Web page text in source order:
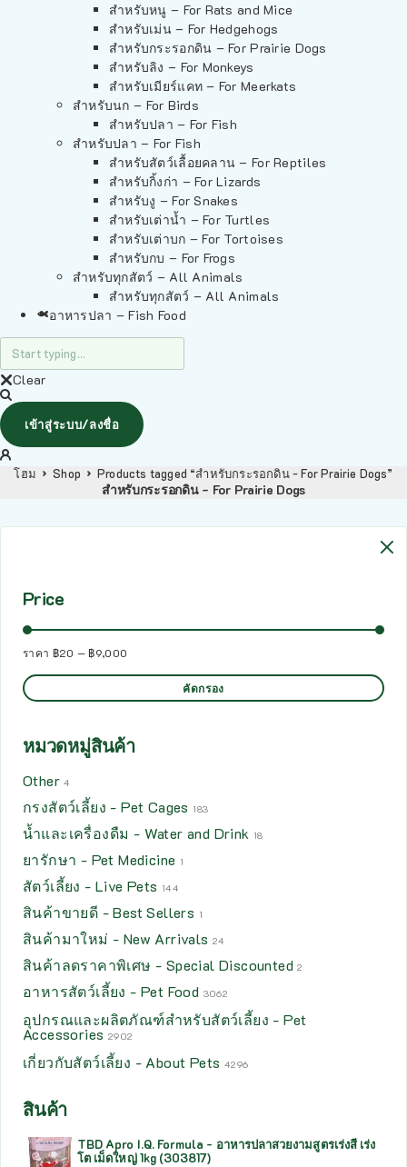
สำหรับหนู – For Rats and Mice
สำหรับเม่น – For Hedgehogs
สำหรับกระรอกดิน – For Prairie Dogs
สำหรับลิง – For Monkeys
สำหรับเมียร์แคท – For Meerkats
สำหรับนก – For Birds
สำหรับปลา – For Fish
สำหรับปลา – For Fish
สำหรับสัตว์เลื้อยคลาน – For Reptiles
สำหรับกิ้งก่า – For Lizards
สำหรับงู – For Snakes
สำหรับเต่าน้ำ – For Turtles
สำหรับเต่าบก – For Tortoises
สำหรับกบ – For Frogs
สำหรับทุกสัตว์ – All Animals
สำหรับทุกสัตว์ – All Animals
อาหารปลา – Fish Food
Clear
เข้าสู่ระบบ/ลงชื่อ
โฮม Shop Products tagged “สำหรับกระรอกดิน - For Prairie Dogs”
สำหรับกระรอกดิน - For Prairie Dogs
Price
คัดกรอง
ราคา ฿20 — ฿9,000
หมวดหมู่สินค้า
Other 4
กรงสัตว์เลี้ยง - Pet Cages 183
น้ำและเครื่องดืม - Water and Drink 18
ยารักษา - Pet Medicine 1
สัตว์เลี้ยง - Live Pets 144
สินค้าขายดี - Best Sellers 1
สินค้ามาใหม่ - New Arrivals 24
สินค้าลดราคาพิเศษ - Special Discounted 2
อาหารสัตว์เลี้ยง - Pet Food 3062
อุปกรณและผลิตภัณฑ์สำหรับสัตว์เลี้ยง - Pet
Accessories 2902
เกี่ยวกับสัตว์เลี้ยง - About Pets 4296
สินค้า
TBD Apro I.Q. Formula - อาหารปลาสวยงามสูตรเร่งสี เร่ง
โต เม็ดใหญ่ 1kg (303817)